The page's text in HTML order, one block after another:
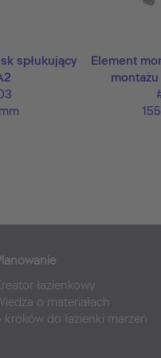
spłukujący
Element
łazienkowy
o materiałach
kroków do łazienki marzeń